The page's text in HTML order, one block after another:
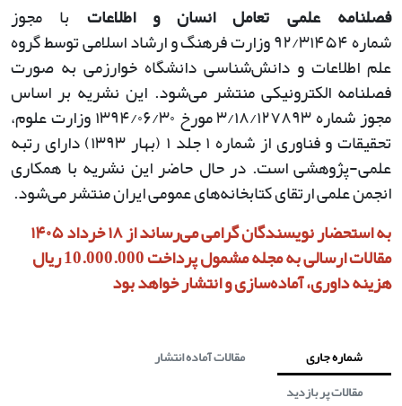
فصلنامه علمی تعامل انسان و اطلاعات با مجوز
شماره۹۲/۳۱۴۵۴وزارت فرهنگ و ارشاد اسلامی توسط گروه
علم اطلاعات و دانش‌شناسی دانشگاه خوارزمی به صورت
فصلنامه الکترونیکی منتشر می‌شود. این نشریه بر اساس
مجوز شماره۳/۱۸/۱۲۷۸۹۳مورخ۱۳۹۴/۰۶/۳۰وزارت علوم،
تحقیقات و فناوری از شماره۱جلد ۱ ( بهار۱۳۹۳) دارای رتبه
علمی-پژوهشی است. در حال حاضر این نشریه با همکاری
انجمن علمی ارتقای کتابخانه‌های عمومی ایران منتشر می‌شود.
به استحضار نویسندگان گرامی می‌رساند از ۱۸ خرداد ۱۴۰۵
مقالات ارسالی به مجله مشمول پرداخت 10.000.000 ریال
هزینه داوری، آماده‌سازی و انتشار خواهد بود
شماره جاری
مقالات آماده انتشار
مقالات پر بازدید